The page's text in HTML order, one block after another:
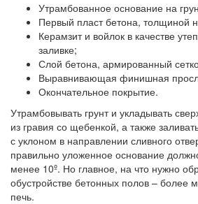
Утрамбованное основание на
Первый пласт бетона, толщиной
Керамзит и войлок в качестве
заливке;
Слой бетона, армированный
Выравнивающая финишная
Окончательное покрытие.
Утрамбовывать грунт и укладывать
из гравия со щебенкой, а также
с уклоном в направлении сливного
правильно уложенное основание
менее 10º. Но главное, на что нужно
обустройстве бетонных полов – более
печь.